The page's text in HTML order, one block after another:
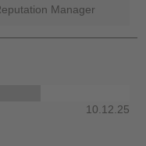
Manager
10.12.25